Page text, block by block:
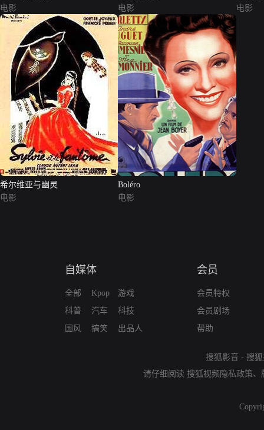
电影
电影
电影
希尔维亚与幽灵
电影
Boléro
电影
自媒体
全部
科普
国风
Kpop
汽车
搞笑
游戏
科技
出品人
会员
会员特权
会员剧场
帮助
搜狐影音 - 搜
请仔细阅读 搜狐视频隐私政策、